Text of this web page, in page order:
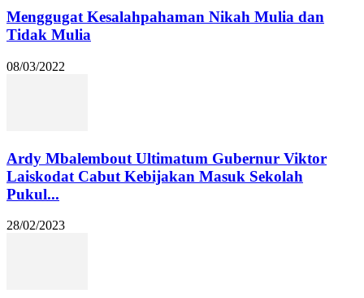
Menggugat Kesalahpahaman Nikah Mulia dan
Tidak Mulia
08/03/2022
Ardy Mbalembout Ultimatum Gubernur Viktor
Laiskodat Cabut Kebijakan Masuk Sekolah
Pukul...
28/02/2023